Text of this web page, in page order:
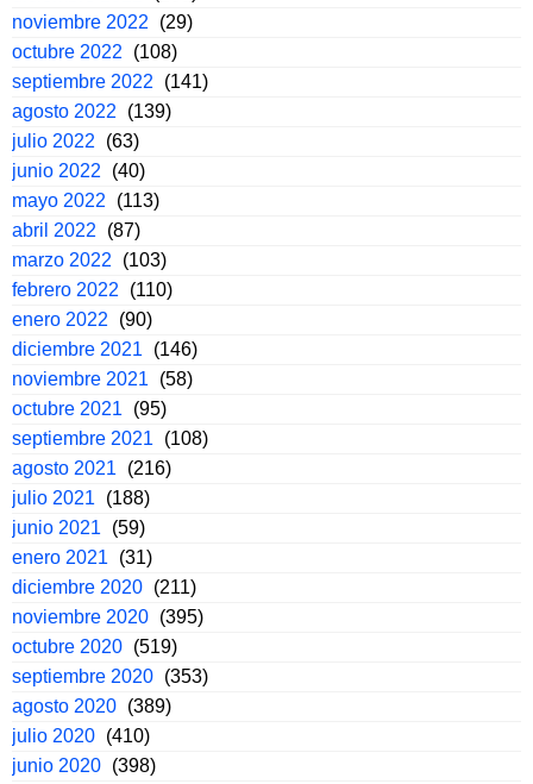
noviembre 2022
(29)
octubre 2022
(108)
septiembre 2022
(141)
agosto 2022
(139)
julio 2022
(63)
junio 2022
(40)
mayo 2022
(113)
abril 2022
(87)
marzo 2022
(103)
febrero 2022
(110)
enero 2022
(90)
diciembre 2021
(146)
noviembre 2021
(58)
octubre 2021
(95)
septiembre 2021
(108)
agosto 2021
(216)
julio 2021
(188)
junio 2021
(59)
enero 2021
(31)
diciembre 2020 (211)
noviembre 2020 (395)
octubre 2020 (519)
septiembre 2020 (353)
agosto 2020 (389)
julio 2020 (410)
junio 2020 (398)